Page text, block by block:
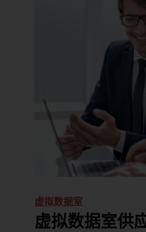
虚拟数据室
虚拟数据室供